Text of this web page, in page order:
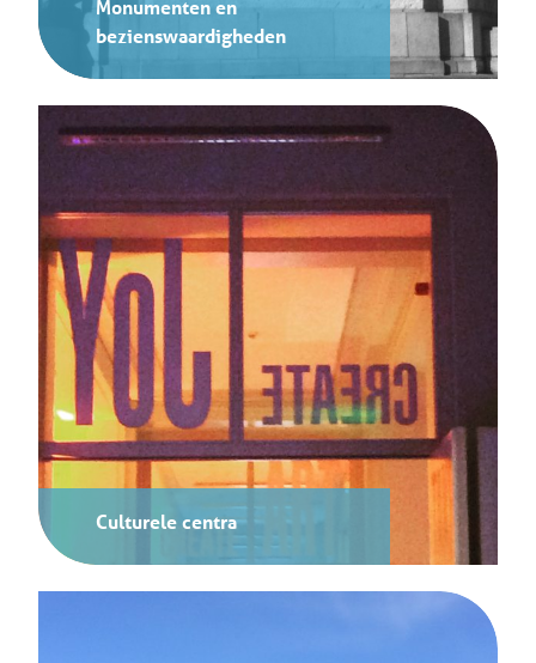
Monumenten en
bezienswaardigheden
Culturele centra